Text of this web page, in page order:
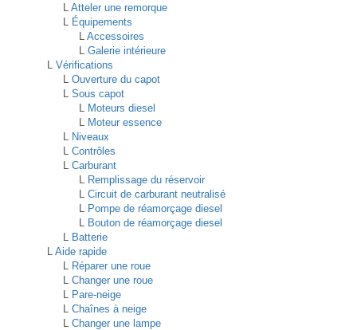
L Atteler une remorque
L Équipements
L Accessoires
L Galerie intérieure
L Vérifications
L Ouverture du capot
L Sous capot
L Moteurs diesel
L Moteur essence
L Niveaux
L Contrôles
L Carburant
L Remplissage du réservoir
L Circuit de carburant neutralisé
L Pompe de réamorçage diesel
L Bouton de réamorçage diesel
L Batterie
L Aide rapide
L Réparer une roue
L Changer une roue
L Pare-neige
L Chaînes à neige
L Changer une lampe